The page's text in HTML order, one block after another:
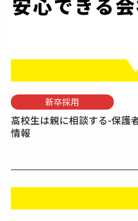
新卒採用
高校生は親に相談する-保護
情報